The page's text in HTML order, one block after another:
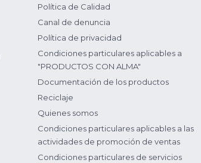
Política de Calidad
Canal de denuncia
Política de privacidad
Condiciones particulares aplicables a
"PRODUCTOS CON ALMA"
Documentación de los productos
Reciclaje
Quienes somos
Condiciones particulares aplicables a las
actividades de promoción de ventas
Condiciones particulares de servicios